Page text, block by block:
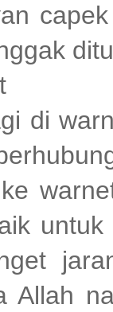
di
Allah